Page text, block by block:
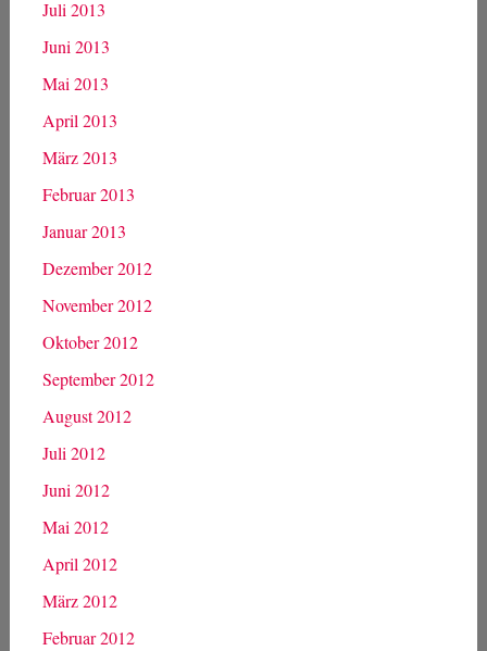
Juli 2013
Juni 2013
Mai 2013
April 2013
März 2013
Februar 2013
Januar 2013
Dezember 2012
November 2012
Oktober 2012
September 2012
August 2012
Juli 2012
Juni 2012
Mai 2012
April 2012
März 2012
Februar 2012